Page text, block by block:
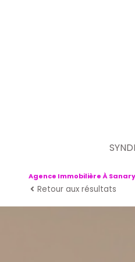
Agence Immobilière À
Retour aux résultats